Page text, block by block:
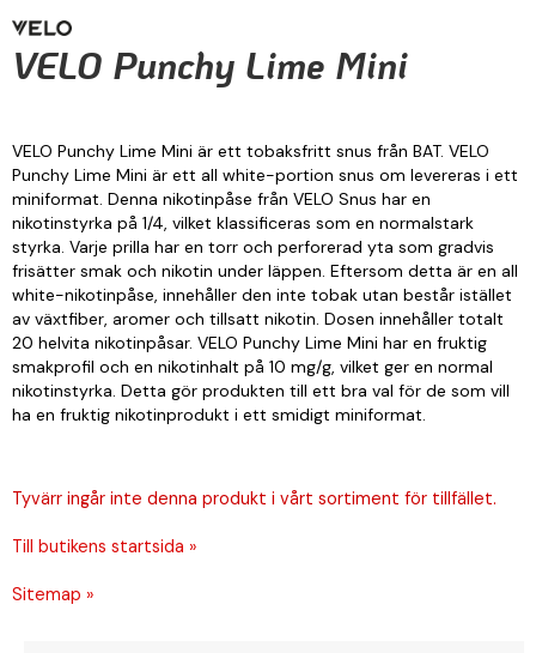
VELO Punchy Lime Mini
VELO Punchy Lime Mini är ett tobaksfritt snus från BAT. VELO
Punchy Lime Mini är ett all white-portion snus om levereras i ett
miniformat. Denna nikotinpåse från VELO Snus har en
nikotinstyrka på 1/4, vilket klassificeras som en normalstark
styrka. Varje prilla har en torr och perforerad yta som gradvis
frisätter smak och nikotin under läppen. Eftersom detta är en all
white-nikotinpåse, innehåller den inte tobak utan består istället
av växtfiber, aromer och tillsatt nikotin. Dosen innehåller totalt
20 helvita nikotinpåsar. VELO Punchy Lime Mini har en fruktig
smakprofil och en nikotinhalt på 10 mg/g, vilket ger en normal
nikotinstyrka. Detta gör produkten till ett bra val för de som vill
ha en fruktig nikotinprodukt i ett smidigt miniformat.
Tyvärr ingår inte denna produkt i vårt sortiment för tillfället.
Till butikens startsida »
Sitemap »